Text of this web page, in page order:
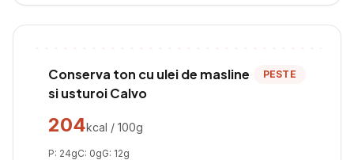
Conserva ton cu ulei de masline
si usturoi Calvo
PESTE
204kcal / 100g
P: 24gC: 0gG: 12g